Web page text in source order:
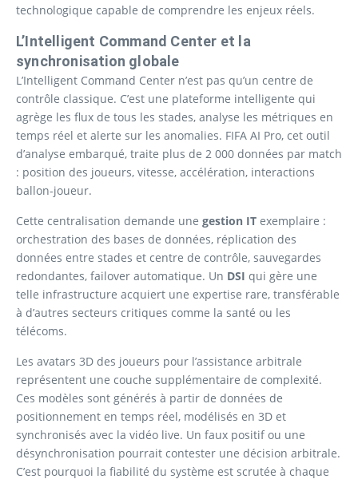
technologique capable de comprendre les enjeux réels.
L’Intelligent Command Center et la
synchronisation globale
L’Intelligent Command Center n’est pas qu’un centre de
contrôle classique. C’est une plateforme intelligente qui
agrège les flux de tous les stades, analyse les métriques en
temps réel et alerte sur les anomalies. FIFA AI Pro, cet outil
d’analyse embarqué, traite plus de 2 000 données par match
: position des joueurs, vitesse, accélération, interactions
ballon-joueur.
Cette centralisation demande une gestion IT exemplaire :
orchestration des bases de données, réplication des
données entre stades et centre de contrôle, sauvegardes
redondantes, failover automatique. Un DSI qui gère une
telle infrastructure acquiert une expertise rare, transférable
à d’autres secteurs critiques comme la santé ou les
télécoms.
Les avatars 3D des joueurs pour l’assistance arbitrale
représentent une couche supplémentaire de complexité.
Ces modèles sont générés à partir de données de
positionnement en temps réel, modélisés en 3D et
synchronisés avec la vidéo live. Un faux positif ou une
désynchronisation pourrait contester une décision arbitrale.
C’est pourquoi la fiabilité du système est scrutée à chaque